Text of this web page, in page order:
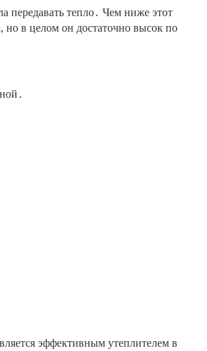
передавать тепло․ Чем ниже этот
но в целом он достаточно высок по
эффективным утеплителем в